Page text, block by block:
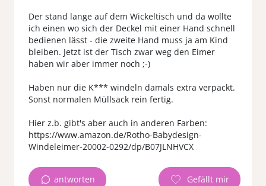
Der stand lange auf dem Wickeltisch und da wollte
ich einen wo sich der Deckel mit einer Hand schnell
bedienen lässt - die zweite Hand muss ja am Kind
bleiben. Jetzt ist der Tisch zwar weg den Eimer
haben wir aber immer noch ;-)
Haben nur die K*** windeln damals extra verpackt.
Sonst normalen Müllsack rein fertig.
Hier z.b. gibt's aber auch in anderen Farben:
https://www.amazon.de/Rotho-Babydesign-
Windeleimer-20002-0292/dp/B07JLNHVCX
antworten